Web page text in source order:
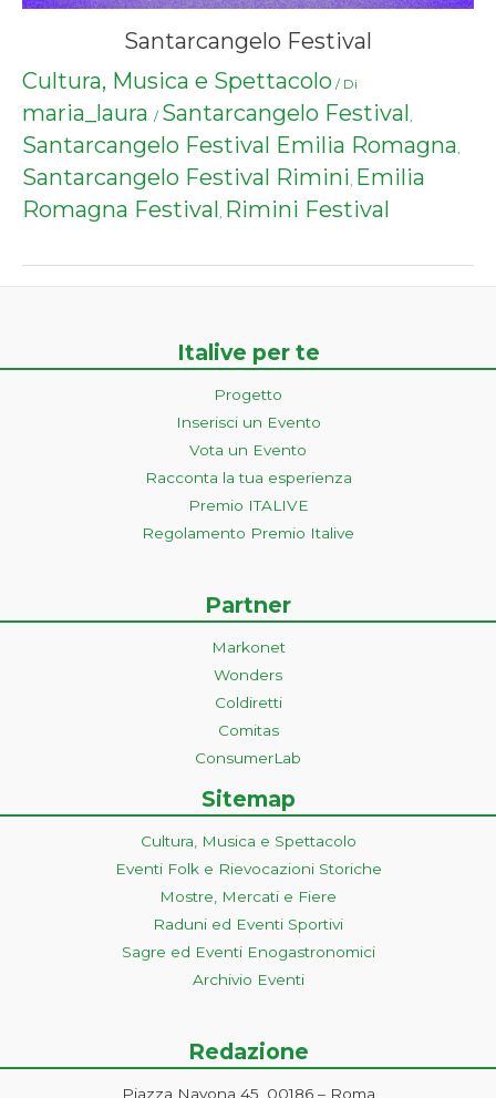
Santarcangelo Festival
Cultura, Musica e Spettacolo / Di
maria_laura / Santarcangelo Festival,
Santarcangelo Festival Emilia Romagna,
Santarcangelo Festival Rimini, Emilia
Romagna Festival, Rimini Festival
Italive per te
Progetto
Inserisci un Evento
Vota un Evento
Racconta la tua esperienza
Premio ITALIVE
Regolamento Premio Italive
Partner
Markonet
Wonders
Coldiretti
Comitas
ConsumerLab
Sitemap
Cultura, Musica e Spettacolo
Eventi Folk e Rievocazioni Storiche
Mostre, Mercati e Fiere
Raduni ed Eventi Sportivi
Sagre ed Eventi Enogastronomici
Archivio Eventi
Redazione
Piazza Navona 45, 00186 – Roma